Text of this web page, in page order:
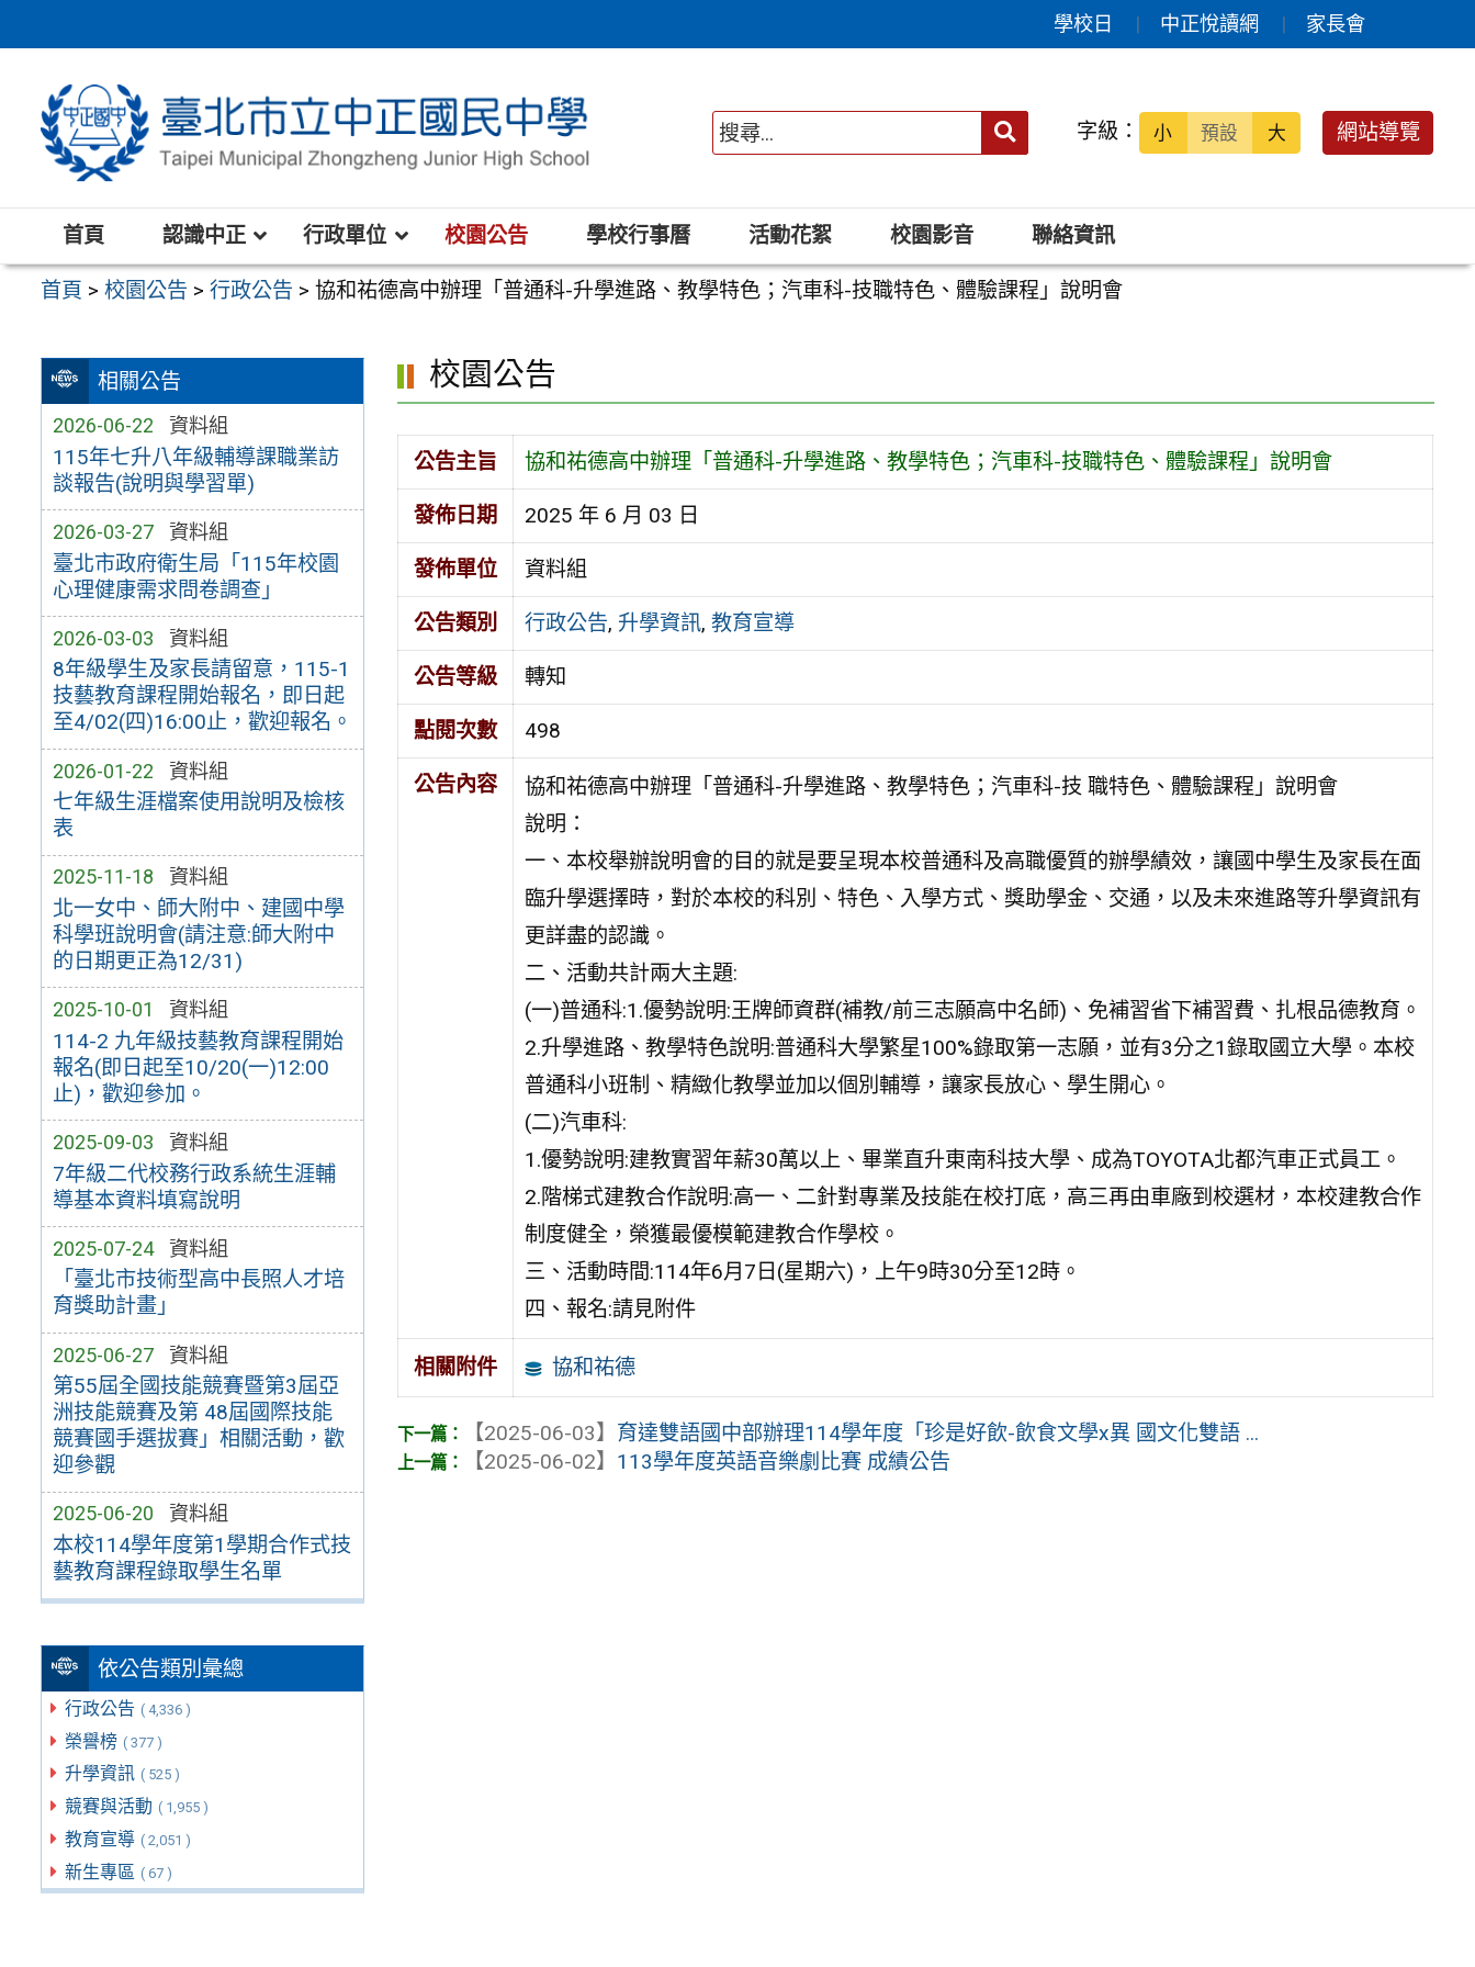
至
區
學校日 中正悅讀網 家長會
送出 字級： 小 預設 大 網站導覽
首頁 認識中正 行政單位 校園公告 學校行事曆 活動花絮 校園影音 聯絡資訊
首頁 >校園公告 >行政公告 >協和祐德高中辦理「普通科-升學進路、教學特色；汽車科-技職特色、體驗課程」說明會
相關公告
2026-06-22 資料組
115年七升八年級輔導課職業訪
談報告(說明與學習單)
2026-03-27 資料組
臺北市政府衛生局「115年校園
心理健康需求問卷調查」
2026-03-03 資料組
8年級學生及家長請留意，115-1
技藝教育課程開始報名，即日起
至4/02(四)16:00止，歡迎報名。
2026-01-22 資料組
七年級生涯檔案使用說明及檢核
表
2025-11-18 資料組
北一女中、師大附中、建國中學
科學班說明會(請注意:師大附中
的日期更正為12/31)
2025-10-01 資料組
114-2 九年級技藝教育課程開始
報名(即日起至10/20(一)12:00
止)，歡迎參加。
2025-09-03 資料組
7年級二代校務行政系統生涯輔
導基本資料填寫說明
2025-07-24 資料組
「臺北市技術型高中長照人才培
育獎助計畫」
2025-06-27 資料組
第55屆全國技能競賽暨第3屆亞
洲技能競賽及第 48屆國際技能
競賽國手選拔賽」相關活動，歡
迎參觀
2025-06-20 資料組
本校114學年度第1學期合作式技
藝教育課程錄取學生名單
依公告類別彙總
行政公告 ( 4,336 )
榮譽榜 ( 377 )
升學資訊 ( 525 )
競賽與活動 ( 1,955 )
教育宣導 ( 2,051 )
新生專區 ( 67 )
校園公告
公告主旨 協和祐德高中辦理「普通科-升學進路、教學特色；汽車科-技職特色、體驗課程」說明會
發佈日期 2025 年 6 月 03 日
發佈單位 資料組
公告類別 行政公告, 升學資訊, 教育宣導
公告等級 轉知
點閱次數 498
公告內容
協和祐德高中辦理「普通科-升學進路、教學特色；汽車科-技 職特色、體驗課程」說明會
說明：
一、本校舉辦說明會的目的就是要呈現本校普通科及高職優質的辦學績效，讓國中學生及家長在面
臨升學選擇時，對於本校的科別、特色、入學方式、獎助學金、交通，以及未來進路等升學資訊有
更詳盡的認識。
二、活動共計兩大主題:
(一)普通科:1.優勢說明:王牌師資群(補教/前三志願高中名師)、免補習省下補習費、扎根品德教育。
2.升學進路、教學特色說明:普通科大學繁星100%錄取第一志願，並有3分之1錄取國立大學。本校
普通科小班制、精緻化教學並加以個別輔導，讓家長放心、學生開心。
(二)汽車科:
1.優勢說明:建教實習年薪30萬以上、畢業直升東南科技大學、成為TOYOTA北都汽車正式員工。
2.階梯式建教合作說明:高一、二針對專業及技能在校打底，高三再由車廠到校選材，本校建教合作
制度健全，榮獲最優模範建教合作學校。
三、活動時間:114年6月7日(星期六)，上午9時30分至12時。
四、報名:請見附件
相關附件 協和祐德
【2025-06-03】 育達雙語國中部辦理114學年度「珍是好飲-飲食文學x異 國文化雙語 ...
【2025-06-02】 113學年度英語音樂劇比賽 成績公告